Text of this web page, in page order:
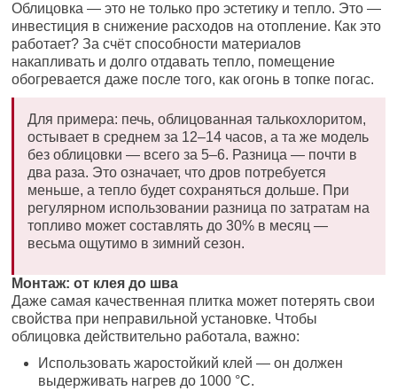
Облицовка — это не только про эстетику и тепло. Это —
инвестиция в снижение расходов на отопление. Как это
работает? За счёт способности материалов
накапливать и долго отдавать тепло, помещение
обогревается даже после того, как огонь в топке погас.
Для примера: печь, облицованная талькохлоритом,
остывает в среднем за 12–14 часов, а та же модель
без облицовки — всего за 5–6. Разница — почти в
два раза. Это означает, что дров потребуется
меньше, а тепло будет сохраняться дольше. При
регулярном использовании разница по затратам на
топливо может составлять до 30% в месяц —
весьма ощутимо в зимний сезон.
Монтаж: от клея до шва
Даже самая качественная плитка может потерять свои
свойства при неправильной установке. Чтобы
облицовка действительно работала, важно:
Использовать жаростойкий клей — он должен
выдерживать нагрев до 1000 °C.